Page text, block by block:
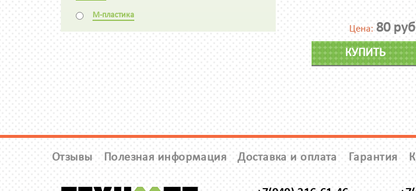
М-пластика
Цена: 80
КУПИТЬ
Отзывы Полезная информация Доставка и оплата Гарантия